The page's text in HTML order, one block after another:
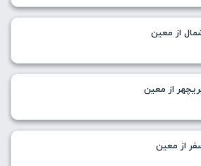
از معین
از معین
از معین